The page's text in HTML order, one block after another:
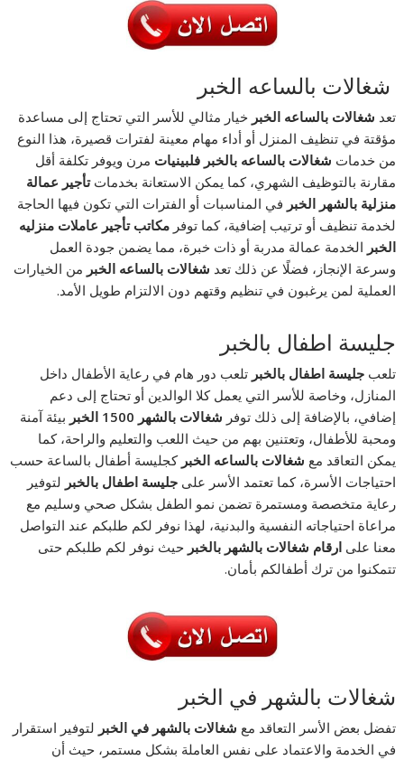
شغالات بالساعه الخبر
تعد شغالات بالساعه الخبر خيار مثالي للأسر التي تحتاج إلى مساعدة
مؤقتة في تنظيف المنزل أو أداء مهام معينة لفترات قصيرة، هذا النوع
من خدمات شغالات بالساعه بالخبر فلبينيات مرن ويوفر تكلفة أقل
مقارنة بالتوظيف الشهري، كما يمكن الاستعانة بخدماتتأجير عمالة
منزلية بالشهر الخبر في المناسبات أو الفترات التي تكون فيها الحاجة
لخدمة تنظيف أو ترتيب إضافية، كما توفرمكاتب تأجير عاملات منزليه
الخبر الخدمة عمالة مدربة أو ذات خبرة، مما يضمن جودة العمل
وسرعة الإنجاز، فضلًا عن ذلك تعد شغالات بالساعه الخبر من الخيارات
العملية لمن يرغبون في تنظيم وقتهم دون الالتزام طويل الأمد.
جليسة اطفال بالخبر
تلعبجليسة اطفال بالخبر تلعب دور هام في رعاية الأطفال داخل
المنازل، وخاصة للأسر التي يعمل كلا الوالدين أو تحتاج إلى دعم
إضافي، بالإضافة إلى ذلك توفر شغالات بالشهر 1500 الخبر
بيئة آمنة
ومحبة للأطفال، وتعتنين بهم من حيث اللعب والتعليم والراحة، كما
يمكن التعاقد مع شغالات بالساعه الخبر كجليسة أطفال بالساعة حسب
احتياجات الأسرة، كما تعتمد الأسر علىجليسة اطفال بالخبر لتوفير
رعاية متخصصة ومستمرة تضمن نمو الطفل بشكل صحي وسليم مع
مراعاة احتياجاته النفسية والبدنية، لهذا نوفر لكم طلبكم عند التواصل
معنا علىارقام شغالات بالشهر بالخبر حيث نوفر لكم طلبكم حتى
تتمكنوا من ترك أطفالكم بأمان.
شغالات بالشهر في الخبر
تفضل بعض الأسر التعاقد مع شغالات بالشهر في الخبر لتوفير استقرار
في الخدمة والاعتماد على نفس العاملة بشكل مستمر، حيث أن